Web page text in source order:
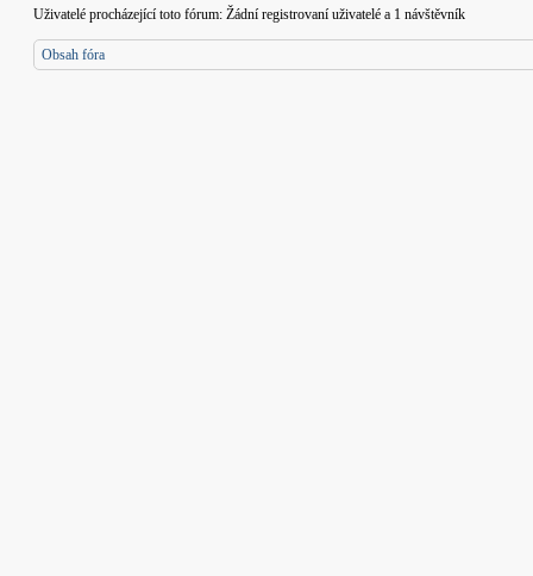
Uživatelé procházející toto fórum: Žádní registrovaní uživatelé a 1 návštěvník
Obsah fóra